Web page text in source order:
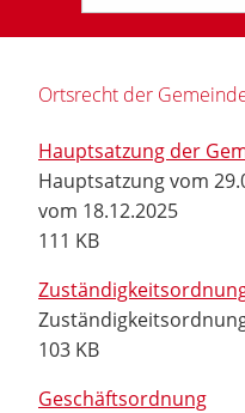
Ortsrecht der
Hauptsatzung der
Hauptsatzung vom
vom 18.12.2025
111 KB
103 KB
Geschäftsordnung